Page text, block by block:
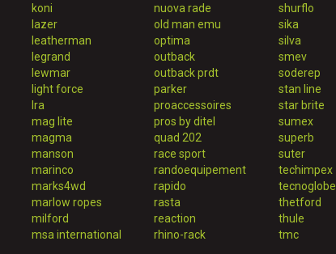
koni
lazer
leatherman
legrand
lewmar
light force
lra
mag lite
magma
manson
marinco
marks4wd
marlow ropes
milford
msa international
nuova rade
old man emu
optima
outback
outback prdt
parker
proaccessoires
pros by ditel
quad 202
race sport
randoequipement
rapido
rasta
reaction
rhino-rack
shurflo
sika
silva
smev
soderep
stan line
star brite
sumex
superb
suter
techimpex
tecnoglobe
thetford
thule
tmc